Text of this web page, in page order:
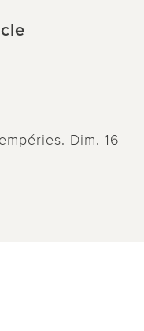
Dim. 16